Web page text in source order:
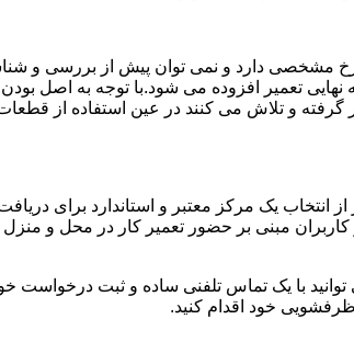
مشخصی دارد و نمی توان پیش از بررسی و
تعمیر افزوده می شود.با توجه به اصل
گرفته و تلاش می کنند در عین استفاده از
یک مرکز معتبر و استاندارد برای
مبنی بر حضور تعمیر کار در محل و
با یک تماس تلفنی ساده و ثبت درخواست
خود اقدام کنید.